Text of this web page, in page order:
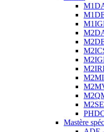
Mastère